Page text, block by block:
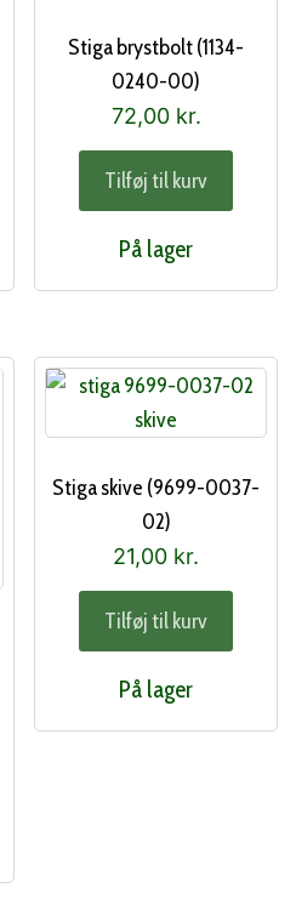
Stiga brystbolt (1134-
0240-00)
72,00 kr.
Tilføj til kurv
På lager
Stiga skive (9699-0037-
02)
21,00 kr.
Tilføj til kurv
På lager